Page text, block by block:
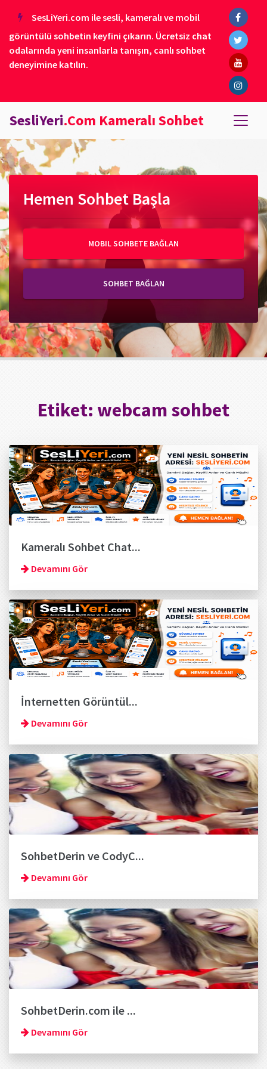
SesLiYeri.com ile sesli, kameralı ve mobil
görüntülü sohbetin keyfini çıkarın. Ücretsiz chat
odalarında yeni insanlarla tanışın, canlı sohbet
deneyimine katılın.
SesliYeri.Com Kameralı Sohbet
Hemen Sohbet Başla
MOBIL SOHBETE BAĞLAN
SOHBET BAĞLAN
Etiket: webcam sohbet
Kameralı Sohbet Chat...
Devamını Gör
İnternetten Görüntül...
Devamını Gör
SohbetDerin ve CodyC...
Devamını Gör
SohbetDerin.com ile ...
Devamını Gör